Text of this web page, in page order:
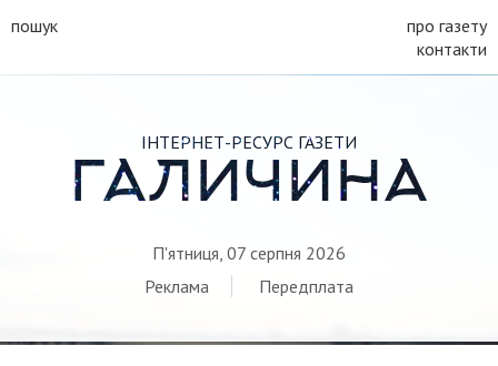
пошук
про газету
контакти
ІНТЕРНЕТ-РЕСУРС ГАЗЕТИ
ГАЛИЧИНА
П'ятниця, 07 серпня 2026
Реклама
Передплата